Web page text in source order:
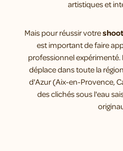
artistiques et
Mais pour réussir votre
est important de faire
professionnel expérimenté.
déplace dans toute la
d'Azur (Aix-en-Provence,
des clichés sous l'eau